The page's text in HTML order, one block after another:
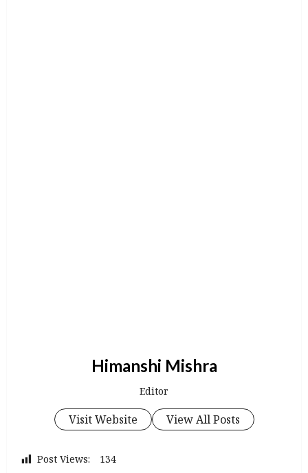
Himanshi Mishra
Editor
Visit Website View All Posts
Post Views: 134